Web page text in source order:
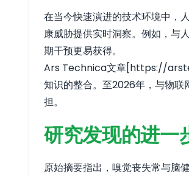
在当今快速演进的技术环境中，
康威胁提供实时洞察。例如，与
期干预更易获得。
Ars Technica文章[https://
知识的整合。至2026年，与物联
担。
研究发现的进一
原始摘要指出，嗅觉丧失常与脑